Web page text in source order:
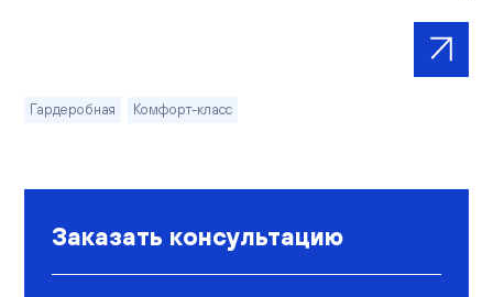
Гардеробная Комфорт-класс
Заказать консультацию